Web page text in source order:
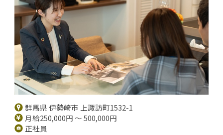
群馬県 伊勢崎市 上諏訪町1532-1
月給250,000円 ～ 500,000円
正社員